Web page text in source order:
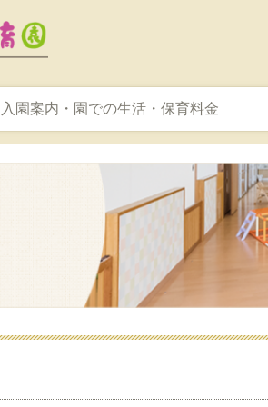
入園案内・園での生活・保育料金